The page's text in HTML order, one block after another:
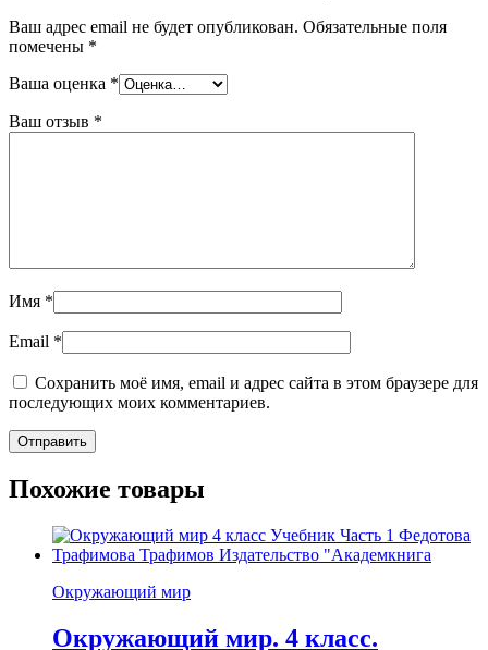
Ваш адрес email не будет опубликован. Обязательные поля
помечены *
Ваша оценка *
Ваш отзыв *
Имя *
Email *
Сохранить моё имя, email и адрес сайта в этом браузере для
последующих моих комментариев.
Похожие товары
Окружающий мир
Окружающий мир. 4 класс.